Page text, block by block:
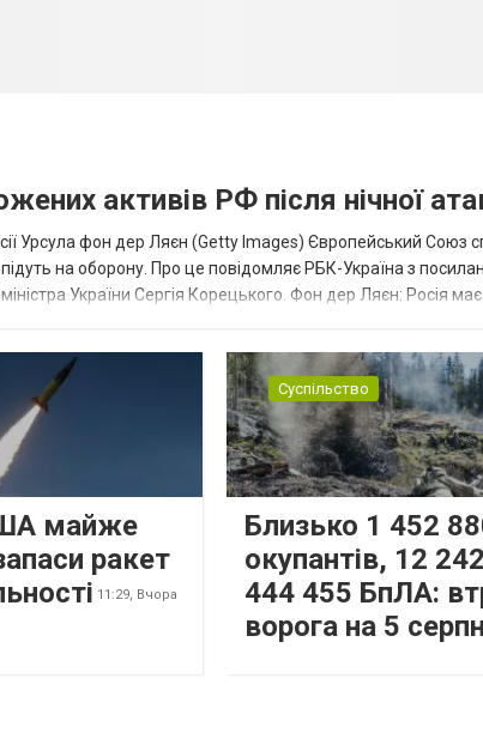
активів РФ після нічної
Урсула фон дер Ляєн (Getty Images) Європейський Союз
на оборону. Про це повідомляє РБК-Україна з
України Сергія Корецького. Фон дер Ляєн: Росія
майже
ракет
11:29, Вчора
Суспільство
Близько 1 452
окупантів, 12
444 455 БпЛА:
ворога на 5